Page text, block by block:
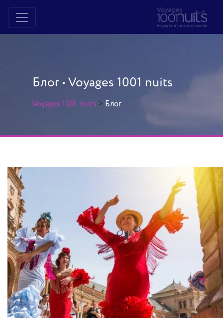
Блог • Voyages 1001 nuits
Voyages 1001 nuits > Блог